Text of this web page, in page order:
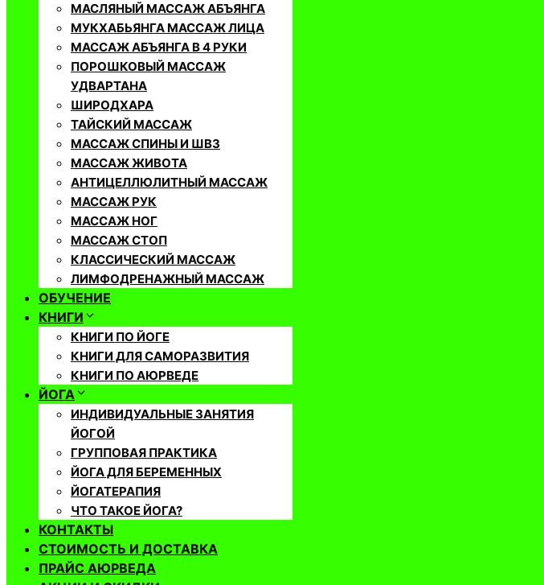
МАСЛЯНЫЙ МАССАЖ АБЪЯНГА
МУКХАБЬЯНГА МАССАЖ ЛИЦА
МАССАЖ АБЪЯНГА В 4 РУКИ
ПОРОШКОВЫЙ МАССАЖ
УДВАРТАНА
ШИРОДХАРА
ТАЙСКИЙ МАССАЖ
МАССАЖ СПИНЫ И ШВЗ
МАССАЖ ЖИВОТА
АНТИЦЕЛЛЮЛИТНЫЙ МАССАЖ
МАССАЖ РУК
МАССАЖ НОГ
МАССАЖ СТОП
КЛАССИЧЕСКИЙ МАССАЖ
ЛИМФОДРЕНАЖНЫЙ МАССАЖ
ОБУЧЕНИЕ
КНИГИ
КНИГИ ПО ЙОГЕ
КНИГИ ДЛЯ САМОРАЗВИТИЯ
КНИГИ ПО АЮРВЕДЕ
ЙОГА
ИНДИВИДУАЛЬНЫЕ ЗАНЯТИЯ
ЙОГОЙ
ГРУППОВАЯ ПРАКТИКА
ЙОГА ДЛЯ БЕРЕМЕННЫХ
ЙОГАТЕРАПИЯ
ЧТО ТАКОЕ ЙОГА?
КОНТАКТЫ
СТОИМОСТЬ И ДОСТАВКА
ПРАЙС АЮРВЕДА